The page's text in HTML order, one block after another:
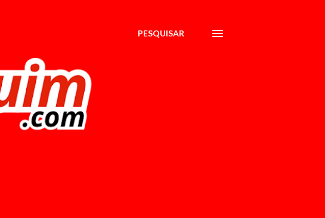
PESQUISAR